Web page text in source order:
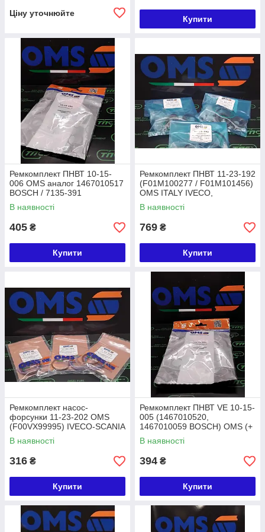
Ціну уточнюйте
Купити
Ремкомплект ПНВТ 10-15-
006 OMS аналог 1467010517
BOSCH / 7135-391
В наявності
405 ₴
Купити
Ремкомплект ПНВТ 11-23-192
(F01M100277 / F01M101456)
OMS ITALY IVECO,
MERCEDES, KYA
В наявності
769 ₴
Купити
Ремкомплект насос-
форсунки 11-23-202 OMS
(F00VX99995) IVECO-SCANIA
В наявності
316 ₴
Купити
Ремкомплект ПНВТ VE 10-15-
005 (1467010520,
1467010059 BOSCH) OMS (+
сальник D=20mm)
В наявності
394 ₴
Купити